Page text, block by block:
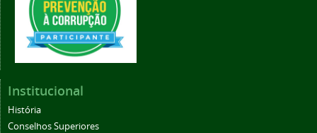
Institucional
História
Conselhos Superiores